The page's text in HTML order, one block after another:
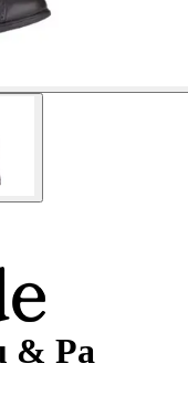
& Pa